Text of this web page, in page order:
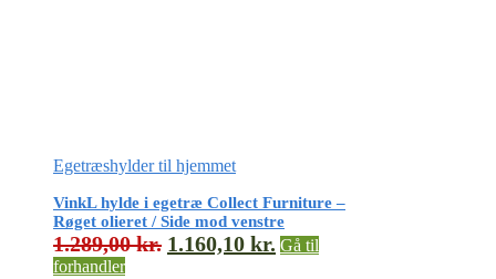
Egetræshylder til hjemmet
VinkL hylde i egetræ Collect Furniture –
Røget olieret / Side mod venstre
1.289,00kr. 1.160,10 kr. Gå til
forhandler